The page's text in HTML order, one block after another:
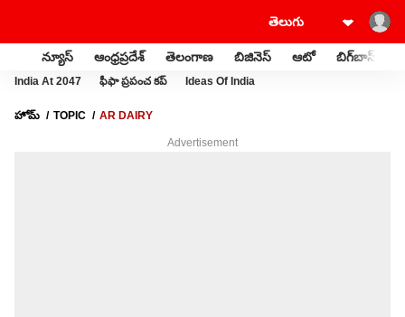
న్యూస్ ఆంధ్రప్రదేశ్ తెలంగాణ బిజినెస్ ఆటో బిగ్‌బాస్
India At 2047 ఫీఫా ప్రపంచ కప్ Ideas Of India
హోమ్ TOPIC AR DAIRY
Advertisement